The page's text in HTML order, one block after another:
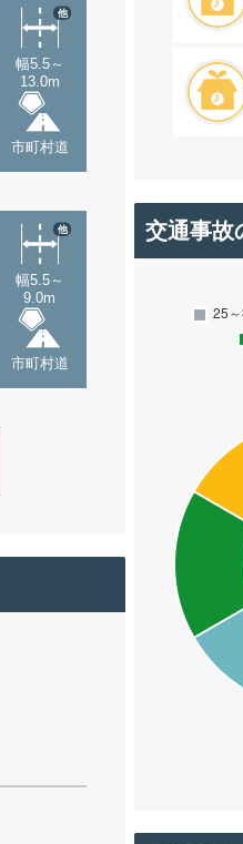
幅5.5～
13.0m
他
市町村道
幅5.5～
9.0m
他
市町村道
交通事故